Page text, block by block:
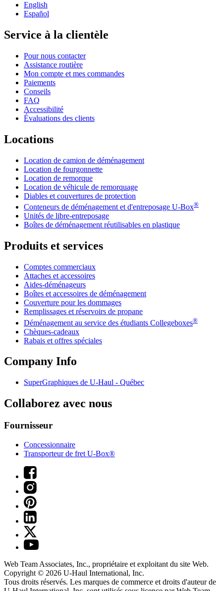
English
Español
Service à la clientèle
Pour nous contacter
Assistance routière
Mon compte et mes commandes
Paiements
Conseils
FAQ
Accessibilité
Évaluations des clients
Locations
Location de camion de déménagement
Location de fourgonnette
Location de remorque
Location de véhicule de remorquage
Diables et couvertures de protection
Conteneurs de déménagement et d'entreposage U-Box®
Unités de libre-entreposage
Boîtes de déménagement réutilisables en plastique
Produits et services
Comptes commerciaux
Attaches et accessoires
Aides-déménageurs
Boîtes et accessoires de déménagement
Couverture pour les dommages
Remplissages et réservoirs de propane
Déménagement au service des étudiants Collegeboxes®
Chèques-cadeaux
Rabais et offres spéciales
Company Info
SuperGraphiques de U-Haul - Québec
Collaborez avec nous
Fournisseur
Concessionnaire
Transporteur de fret U-Box®
Web Team Associates, Inc., propriétaire et exploitant du site Web.
Copyright © 2026 U-Haul International, Inc.
Tous droits réservés. Les marques de commerce et droits d'auteur de